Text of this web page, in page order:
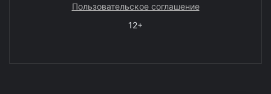
Пользовательское соглашение
12+